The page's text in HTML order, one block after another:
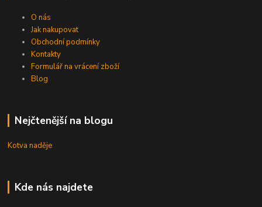
O nás
Jak nakupovat
Obchodní podmínky
Kontakty
Formulář na vrácení zboží
Blog
Nejčtenější na blogu
Kotva naděje
Kde nás najdete